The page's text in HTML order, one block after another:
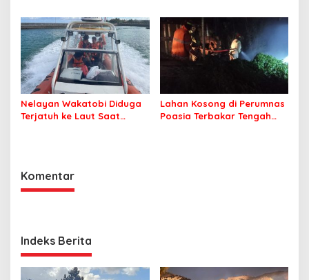
Kepolisian Bombana
Nelayan Wakatobi Diduga
Terjatuh ke Laut Saat
Lahan Kosong di Perumnas
Poasia Terbakar Tengah
Komentar
Indeks Berita